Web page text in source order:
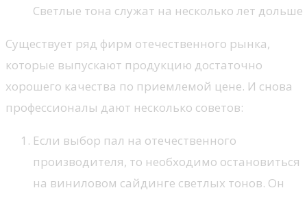
Светлые тона служат на несколько лет дольше
Существует ряд фирм отечественного рынка,
которые выпускают продукцию достаточно
хорошего качества по приемлемой цене. И снова
профессионалы дают несколько советов:
Если выбор пал на отечественного
производителя, то необходимо остановиться
на виниловом сайдинге светлых тонов. Он